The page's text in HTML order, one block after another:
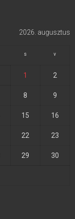
2026. augusztus
s v
1 2
8 9
15 16
22 23
29 30